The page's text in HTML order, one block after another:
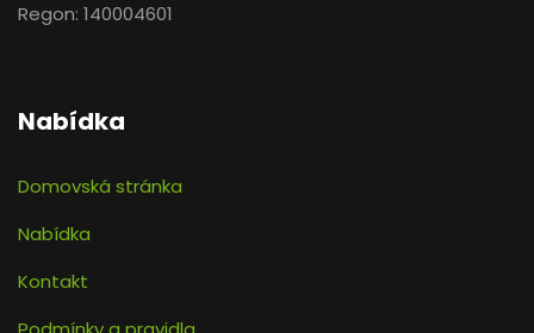
Regon: 140004601
Nabídka
Domovská stránka
Nabídka
Kontakt